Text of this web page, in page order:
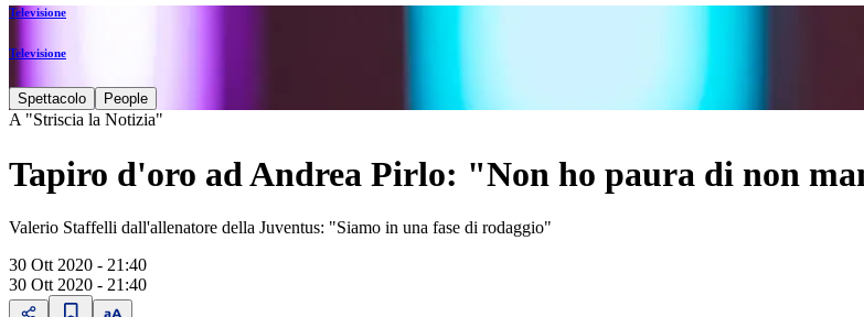
Televisione
Televisione
Spettacolo People
A "Striscia la Notizia"
Tapiro d'oro ad Andrea Pirlo: "Non ho paura di non
Valerio Staffelli dall'allenatore della Juventus: "Siamo in una fase di rodaggio"
30 Ott 2020 - 21:40
30 Ott 2020 - 21:40